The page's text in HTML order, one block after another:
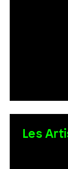
Les